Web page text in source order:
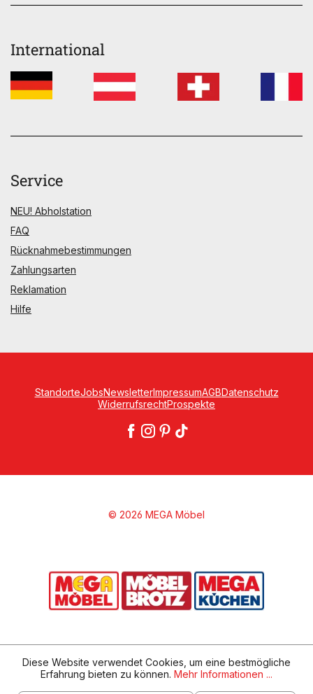
International
Service
NEU! Abholstation
FAQ
Rücknahmebestimmungen
Zahlungsarten
Reklamation
Hilfe
StandorteJobsNewsletterImpressumAGBDatenschutz
WiderrufsrechtProspekte
© 2026 MEGA Möbel
Diese Website verwendet Cookies, um eine bestmögliche
Erfahrung bieten zu können. Mehr Informationen ...